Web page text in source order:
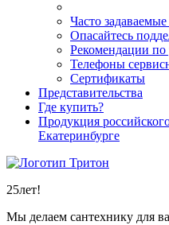
Часто
Опасайтесь
Рекомендации по
Телефоны
Сертификаты
Представительства
Где купить?
Продукция
Екатеринбурге
25лет!
Мы делаем сантехнику для